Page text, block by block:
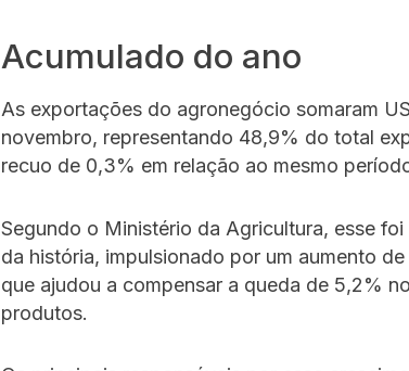
Acumulado do ano
As exportações do agronegócio somaram
novembro, representando 48,9% do total
recuo de 0,3% em relação ao mesmo
Segundo o Ministério da Agricultura, esse
da história, impulsionado por um aumento
que ajudou a compensar a queda de 5,2%
produtos.